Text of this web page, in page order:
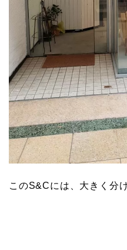
このS&Cには、大きく分